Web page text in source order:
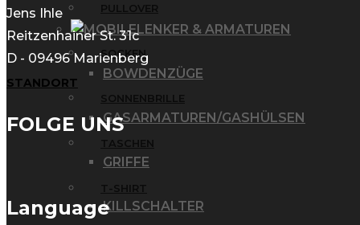
LENKER & ARMATUREN
BOWDENZÜGE
GASARMATUREN/GASHÜLSEN
GRIFFE
KILLSCHALTER
PULLOVER
SOCKEN
SONNENBRILLE
TASCHEN
T-SHIRT
Jens Ihle
Reitzenhainer St. 31c
D - 09496 Marienberg
STANDORT
FOLGE UNS
Language